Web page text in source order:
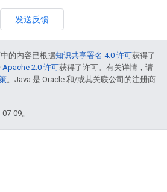
发送反馈
的内容已根据知识共享署名 4.0 许可获得了
Apache 2.0 许可获得了许可。有关详情，请
。Java 是 Oracle 和/或其关联公司的注册商
09。